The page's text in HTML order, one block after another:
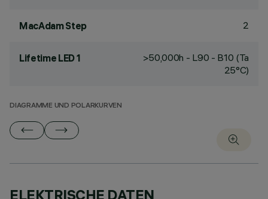
MacAdam Step 2
Lifetime LED 1
>50,000h - L90 - B10 (Ta
25°C)
DIAGRAMME UND POLARKURVEN
ELEKTRISCHE DATEN